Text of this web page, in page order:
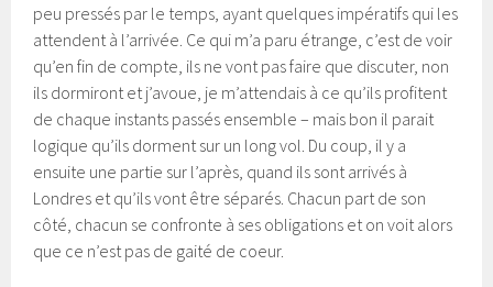
peu pressés par le temps, ayant quelques impératifs qui les
attendent à l’arrivée. Ce qui m’a paru étrange, c’est de voir
qu’en fin de compte, ils ne vont pas faire que discuter, non
ils dormiront et j’avoue, je m’attendais à ce qu’ils profitent
de chaque instants passés ensemble – mais bon il parait
logique qu’ils dorment sur un long vol. Du coup, il y a
ensuite une partie sur l’après, quand ils sont arrivés à
Londres et qu’ils vont être séparés. Chacun part de son
côté, chacun se confronte à ses obligations et on voit alors
que ce n’est pas de gaité de coeur.